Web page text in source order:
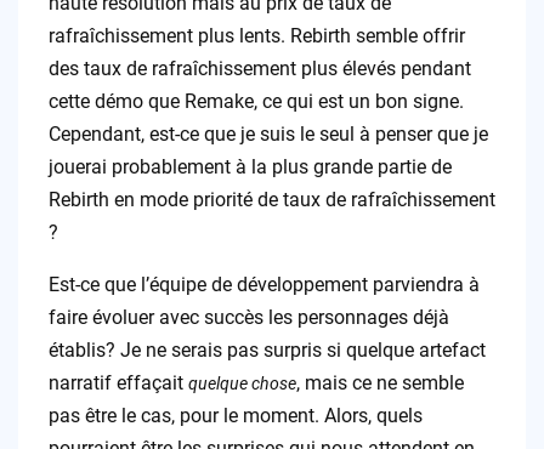
rafraîchissement plus lents. Rebirth semble offrir
des taux de rafraîchissement plus élevés pendant
cette démo que Remake, ce qui est un bon signe.
Cependant, est-ce que je suis le seul à penser que je
jouerai probablement à la plus grande partie de
Rebirth en mode priorité de taux de rafraîchissement
?
Est-ce que l’équipe de développement parviendra à
faire évoluer avec succès les personnages déjà
établis? Je ne serais pas surpris si quelque artefact
narratif effaçait quelque chose, mais ce ne semble
pas être le cas, pour le moment. Alors, quels